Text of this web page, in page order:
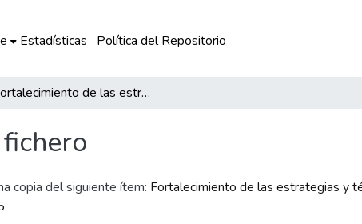
Estadísticas Política del Repositorio
Fortalecimiento de las estrategias y técnicas de los docentes para mejorar la expresión oral de los estudiantes de la IEI N.º 395
copia del siguiente ítem: Fortalecimiento de las estrategias y